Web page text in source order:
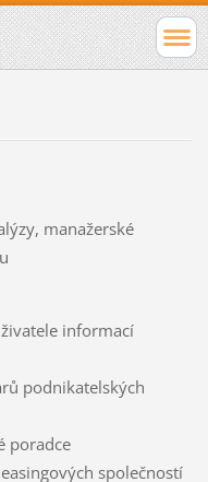
manažerské
informací
podnikatelských
poradce
společností